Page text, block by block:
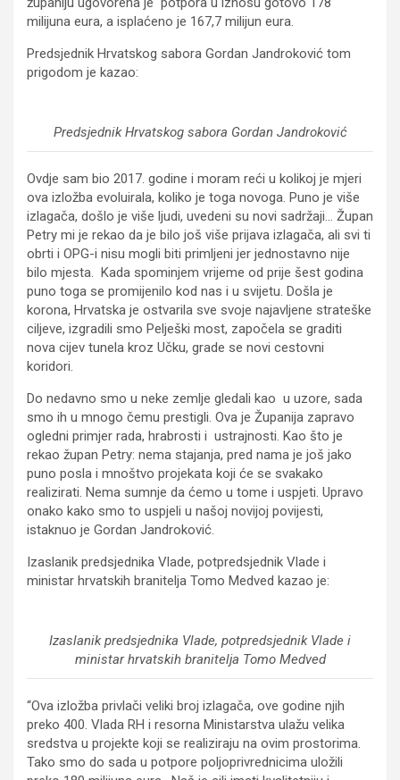
milijuna eura, a isplaćeno je 167,7 milijun eura.
Predsjednik Hrvatskog sabora Gordan Jandroković tom
prigodom je kazao:
Predsjednik Hrvatskog sabora Gordan Jandroković
Ovdje sam bio 2017. godine i moram reći u kolikoj je mjeri
ova izložba evoluirala, koliko je toga novoga. Puno je više
izlagača, došlo je više ljudi, uvedeni su novi sadržaji… Župan
Petry mi je rekao da je bilo još više prijava izlagača, ali svi ti
obrti i OPG-i nisu mogli biti primljeni jer jednostavno nije
bilo mjesta. Kada spominjem vrijeme od prije šest godina
puno toga se promijenilo kod nas i u svijetu. Došla je
korona, Hrvatska je ostvarila sve svoje najavljene strateške
ciljeve, izgradili smo Pelješki most, započela se graditi
nova cijev tunela kroz Učku, grade se novi cestovni
koridori.
Do nedavno smo u neke zemlje gledali kao u uzore, sada
smo ih u mnogo čemu prestigli. Ova je Županija zapravo
ogledni primjer rada, hrabrosti i ustrajnosti. Kao što je
rekao župan Petry: nema stajanja, pred nama je još jako
puno posla i mnoštvo projekata koji će se svakako
realizirati. Nema sumnje da ćemo u tome i uspjeti. Upravo
onako kako smo to uspjeli u našoj novijoj povijesti,
istaknuo je Gordan Jandroković.
Izaslanik predsjednika Vlade, potpredsjednik Vlade i
ministar hrvatskih branitelja Tomo Medved kazao je:
Izaslanik predsjednika Vlade, potpredsjednik Vlade i
ministar hrvatskih branitelja Tomo Medved
“Ova izložba privlači veliki broj izlagača, ove godine njih
preko 400. Vlada RH i resorna Ministarstva ulažu velika
sredstva u projekte koji se realiziraju na ovim prostorima.
Tako smo do sada u potpore poljoprivrednicima uložili